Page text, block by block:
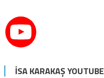
İSA KARAKAŞ YOUTUBE